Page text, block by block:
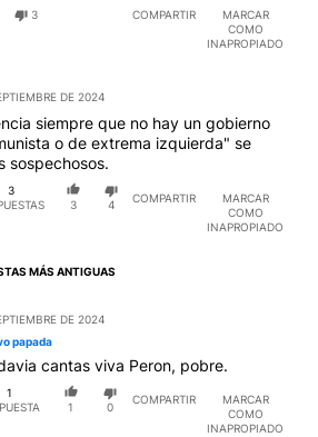
cátedra y nada mejor que en la de
impresentable UNLP. Esto es de los
a Milei Por el Amor de Dios. A
cómo le llamaron los Montos al
de Aramburu?...no, Traviata fue el
jugo muy popular de los 60-70... siii..
sonaba tierno?. Regresaron los
festeja. Supongo.
EDITADO
3 COMPARTIR
MARCAR
COMO
INAPROPIADO
DE 2024
siempre que no hay un gobierno
o de extrema izquierda" se
sospechosos.
3
3 4
COMPARTIR
MARCAR
COMO
INAPROPIADO
MÁS ANTIGUAS
DE 2024
papada
cantas viva Peron, pobre.
1
1 0
COMPARTIR
MARCAR
COMO
INAPROPIADO